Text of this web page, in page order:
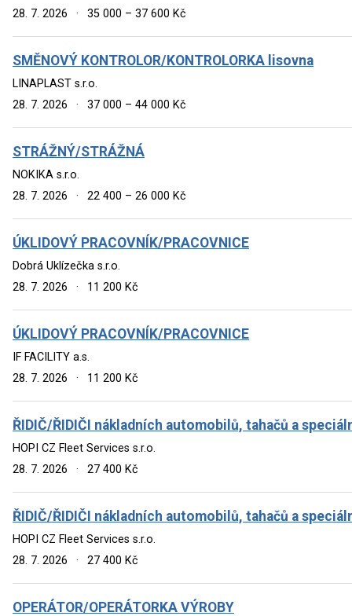
28. 7. 2026
· 35 000 – 37 600 Kč
SMĚNOVÝ KONTROLOR/KONTROLORKA lisovna
LINAPLAST s.r.o.
28. 7. 2026
· 37 000 – 44 000 Kč
STRÁŽNÝ/STRÁŽNÁ
NOKIKA s.r.o.
28. 7. 2026
· 22 400 – 26 000 Kč
ÚKLIDOVÝ PRACOVNÍK/PRACOVNICE
Dobrá Uklízečka s.r.o.
28. 7. 2026
· 11 200 Kč
ÚKLIDOVÝ PRACOVNÍK/PRACOVNICE
IF FACILITY a.s.
28. 7. 2026
· 11 200 Kč
ŘIDIČ/ŘIDIČI nákladních automobilů, tahačů a
HOPI CZ Fleet Services s.r.o.
28. 7. 2026
· 27 400 Kč
ŘIDIČ/ŘIDIČI nákladních automobilů, tahačů a
HOPI CZ Fleet Services s.r.o.
28. 7. 2026
· 27 400 Kč
OPERÁTOR/OPERÁTORKA VÝROBY